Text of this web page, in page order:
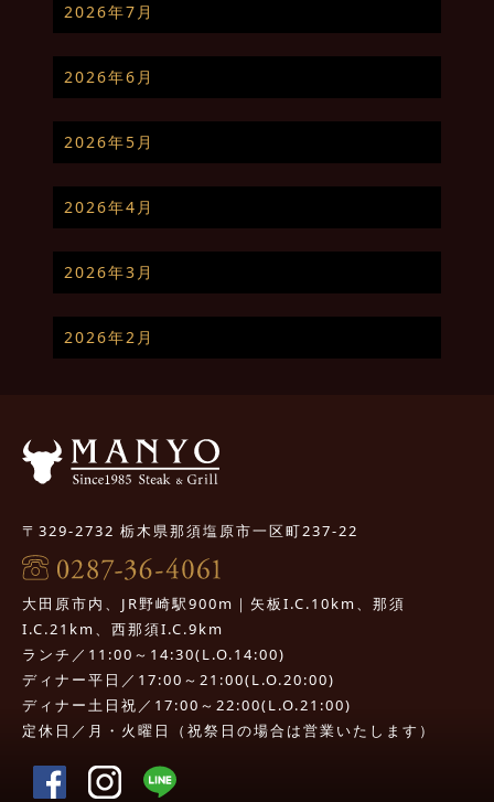
2026年7月
2026年6月
2026年5月
2026年4月
2026年3月
2026年2月
〒329-2732 栃木県那須塩原市一区町237-22
大田原市内、JR野崎駅900m｜矢板I.C.10km、那須
I.C.21km、西那須I.C.9km
ランチ／11:00～14:30(L.O.14:00)
ディナー平日／17:00～21:00(L.O.20:00)
ディナー土日祝／17:00～22:00(L.O.21:00)
定休日／月・火曜日（祝祭日の場合は営業いたします）